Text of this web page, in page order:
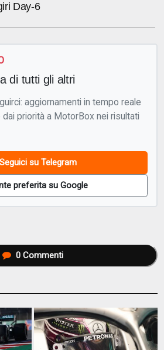
Day-6
di tutti gli altri
aggiornamenti in tempo reale
priorità a MotorBox nei risultati
Seguici su Telegram
preferita su Google
0Commenti